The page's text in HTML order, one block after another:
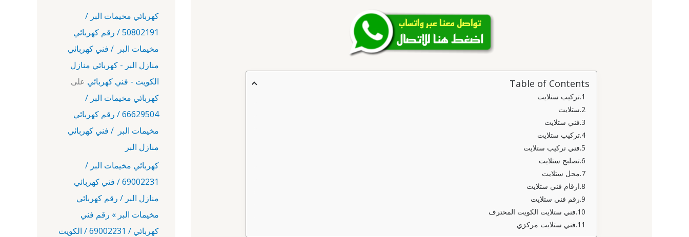
Table of Contents
تركيب ستلايت
ستلايت
فني ستلايت
تركيب ستلايت
فني تركيب ستلايت
تصليح ستلايت
محل ستلايت
ارقام فني ستلايت
رقم فني ستلايت
فني ستلايت الكويت المحترف
فني ستلايت مركزي
كهربائي مخيمات البر /
50802191 / رقم كهربائي
مخيمات البر / فني كهربائي
منازل البر - كهربائي منازل
الكويت - فني كهربائي على
كهربائي مخيمات البر /
66629504 / رقم كهربائي
مخيمات البر / فني كهربائي
منازل البر
كهربائي مخيمات البر /
69002231 / فني كهربائي
منازل البر / رقم كهربائي
مخيمات البر » رقم فني
كهربائي / 69002231 / الكويت